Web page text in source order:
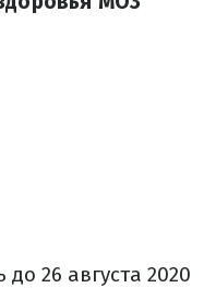
26 августа 2020